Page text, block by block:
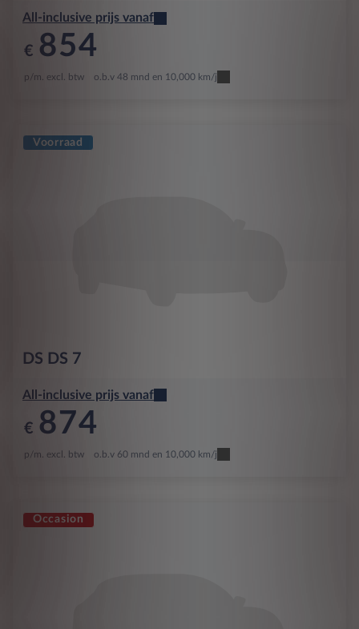
All-inclusive prijs vanaf
€ 854
p/m. excl. btw o.b.v 48 mnd en 10,000 km/j
Voorraad
DS DS 7
All-inclusive prijs vanaf
€ 874
p/m. excl. btw o.b.v 60 mnd en 10,000 km/j
Occasion